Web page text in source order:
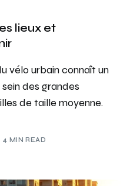
lieux et
vélo urbain connaît un
des grandes
de taille moyenne.
4 MIN READ